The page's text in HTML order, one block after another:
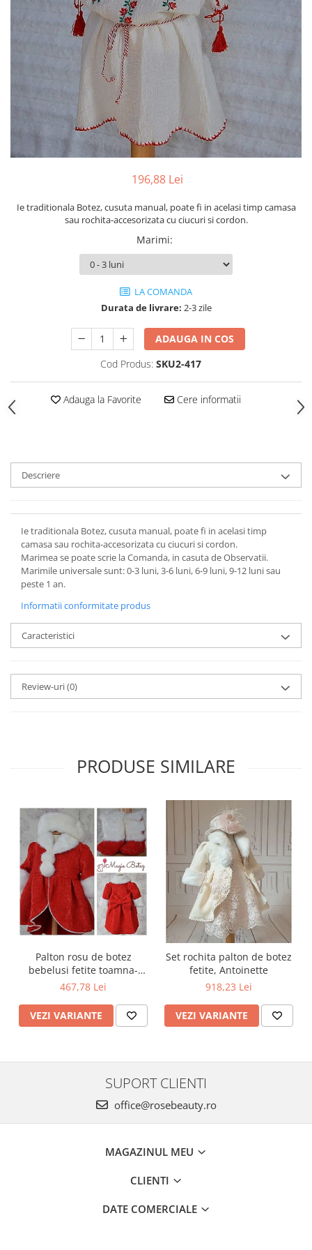
Cercei din aur dama
Cercei de aur lungi cu lant
Cercei din aur tortite
Cercei din aur alb
Cercei aur cu surub
196,88 Lei
Ie traditionala Botez, cusuta manual, poate fi in acelasi timp camasa
sau rochita-accesorizata cu ciucuri si cordon.
Marimi:
LA COMANDA
Durata de livrare: 2-3 zile
ADAUGA IN COS
Cod Produs: SKU2-417
Adauga la Favorite Cere informatii
Descriere
Ie traditionala Botez, cusuta manual, poate fi in acelasi timp
camasa sau rochita-accesorizata cu ciucuri si cordon.
Marimea se poate scrie la Comanda, in casuta de Observatii.
Marimile universale sunt: 0-3 luni, 3-6 luni, 6-9 luni, 9-12 luni sau
peste 1 an.
Informatii conformitate produs
Caracteristici
Review-uri(0)
PRODUSE SIMILARE
Palton rosu de botez
bebelusi fetite toamna-
iarna 3 piese, LOVE
467,78 Lei
VEZI VARIANTE
Set rochita palton de botez
fetite, Antoinette
918,23 Lei
VEZI VARIANTE
SUPORT CLIENTI
office@rosebeauty.ro
MAGAZINUL MEU
CLIENTI
DATE COMERCIALE